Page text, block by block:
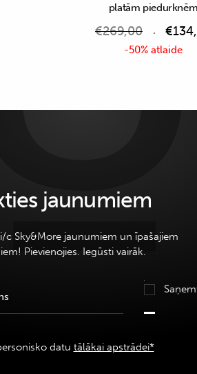
platām piedurknēm
€269,00 €
-50% atlaide
jaunumiem
c Sky&More jaunumiem un īpašajiem
Pievienojies. Iegūsti vairāk.
datu tālākai apstrādei*